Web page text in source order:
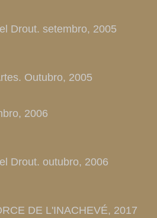
Drout. setembro, 2005
Outubro, 2005
2006
Drout. outubro, 2006
DE L'INACHEVÉ, 2017